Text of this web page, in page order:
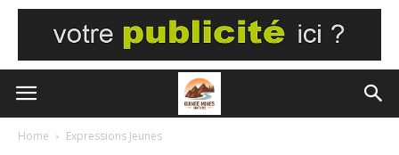
Home Expressions Jeunes